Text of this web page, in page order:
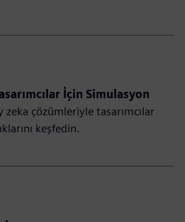
İçin Simulasyon
zeka çözümleriyle tasarımcılar
keşfedin.